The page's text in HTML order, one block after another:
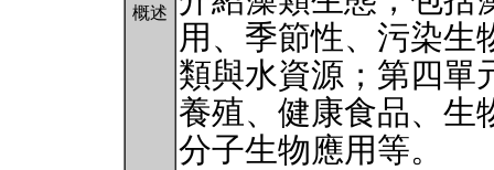
概述
用、季節性、污染生
類與水資源；第四單
養殖、健康食品、生
分子生物應用等。